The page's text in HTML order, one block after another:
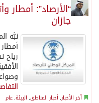
“الأرصاد”: أمطار
جازان
نبَّه
رياح
آخر الأخبار, أخبار المناطق, البيئة, عام